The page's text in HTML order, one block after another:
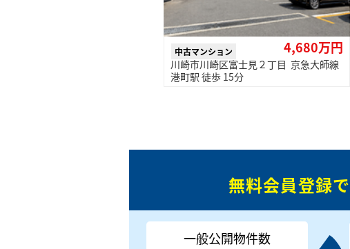
中古マンション 4,680万円
川崎市川崎区富士見２丁目 京急大師線
港町駅 徒歩 15分
無料会員登録で
一般公開物件数